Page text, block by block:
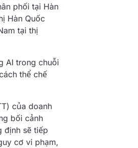
phối tại Hàn
Hàn Quốc
tại thị
AI trong chuỗi
thể chế
của doanh
bối cảnh
định sẽ tiếp
cơ vi phạm,